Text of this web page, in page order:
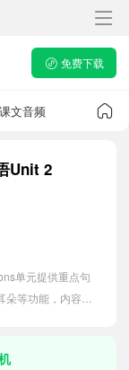
免费下载
文音频
Unit 2
单元提供重点句
等功能，内容同